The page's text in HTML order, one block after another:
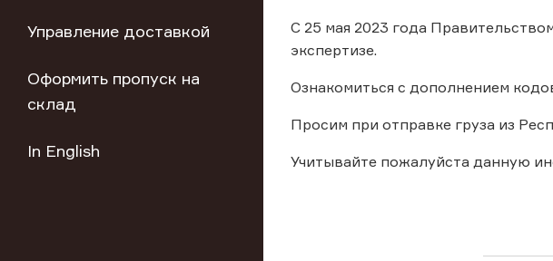
Управление доставкой
Оформить пропуск на
склад
In English
С 25 мая 2023 года
экспертизе.
Ознакомиться с дополнением
Просим при отправке груза из
Учитывайте пожалуйста данную